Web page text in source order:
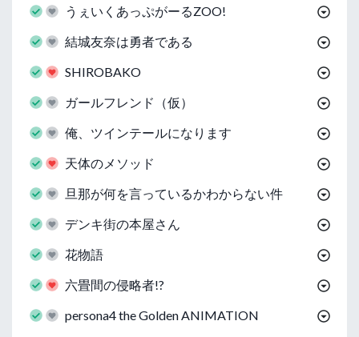
うぇいくあっぷがーるZOO!
結城友奈は勇者である
SHIROBAKO
ガールフレンド（仮）
俺、ツインテールになります
天体のメソッド
旦那が何を言っているかわからない件
デンキ街の本屋さん
花物語
六畳間の侵略者!?
persona4 the Golden ANIMATION